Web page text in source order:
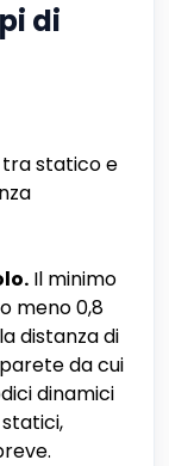
di
tra statico e
Il minimo
meno 0,8
distanza di
da cui
dinamici